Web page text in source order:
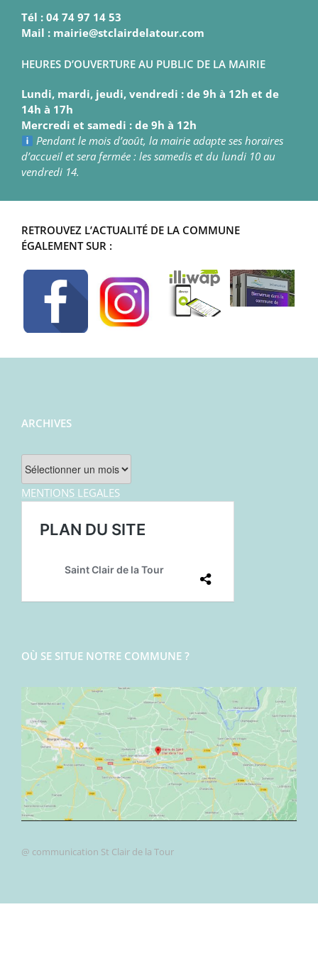
Tél : 04 74 97 14 53
Mail : mairie@stclairdelatour.com
HEURES D’OUVERTURE AU PUBLIC DE LA MAIRIE
Lundi, mardi, jeudi, vendredi : de 9h à 12h et de
14h à 17h
Mercredi et samedi : de 9h à 12h
Pendant le mois d’août, la mairie adapte ses horaires
d’accueil et sera fermée : les samedis et du lundi 10 au
vendredi 14.
RETROUVEZ L’ACTUALITÉ DE LA COMMUNE
ÉGALEMENT SUR :
ARCHIVES
Archives
MENTIONS LEGALES
OÙ SE SITUE NOTRE COMMUNE ?
@ communication St Clair de la Tour